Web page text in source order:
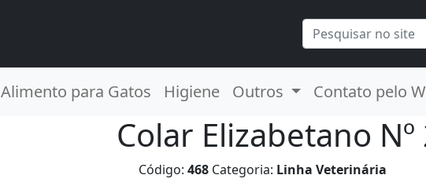
Alimento para Gatos Higiene Outros Contato pelo
Colar Elizabetano Nº
Código: 468 Categoria: Linha Veterinária